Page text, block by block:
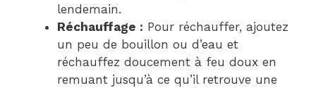
lendemain.
Réchauffage : Pour réchauffer, ajoutez
un peu de bouillon ou d’eau et
réchauffez doucement à feu doux en
remuant jusqu’à ce qu’il retrouve une